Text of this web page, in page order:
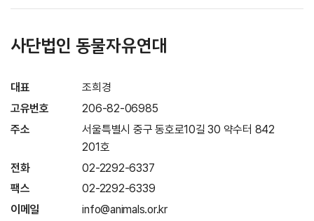
사단법인 동물자유연대
대표
조희경
고유번호
206-82-06985
주소
서울특별시 중구 동호로10길 30 약수터 842
201호
전화
02-2292-6337
팩스
02-2292-6339
이메일
info@animals.or.kr